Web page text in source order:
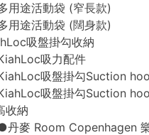
用途活動袋 (窄長款)
用途活動袋 (闊身款)
吸盤掛勾收納
吸力配件
吸盤掛勾Suction
吸盤掛勾Suction
收納
丹麥 Room Copenhagen